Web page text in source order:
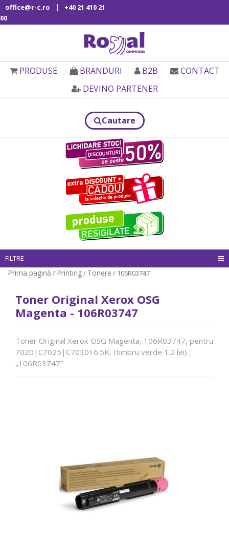
office@r-c.ro |
+40 21 410 21
00
PRODUSE BRANDURI B2B
CONTACT
DEVINO PARTENER
Cautare
FILTRE
Prima pagină / Printing/ Tonere / 106R03747
Toner Original Xerox OSG
Magenta - 106R03747
Toner Original Xerox OSG Magenta, 106R03747, pentru
7020|C7025|C703016.5K, (timbru verde 1.2 lei) ,
„106R03747”